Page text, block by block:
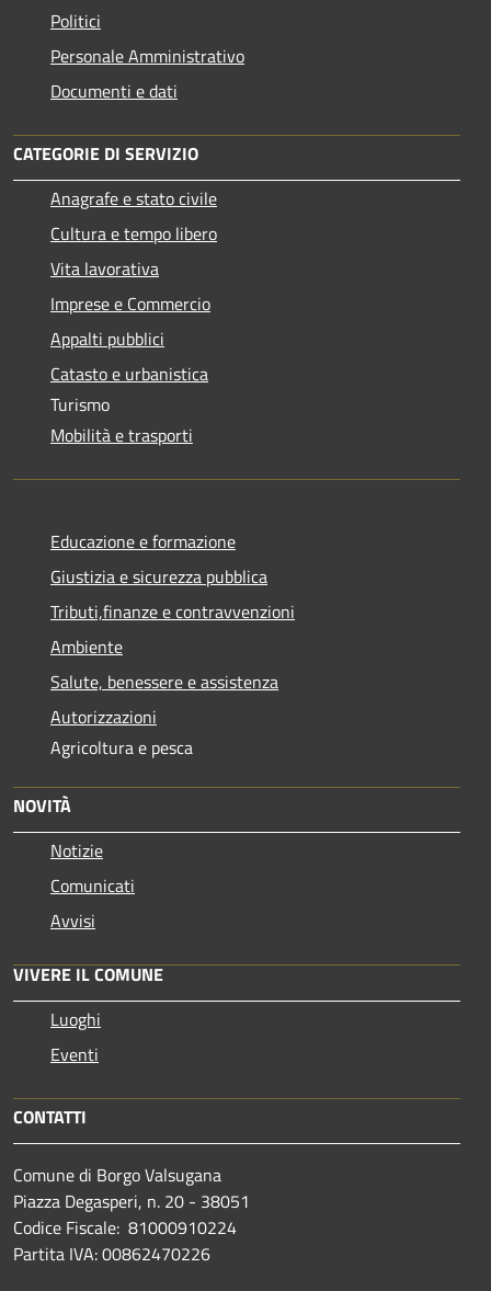
Politici
Personale Amministrativo
Documenti e dati
CATEGORIE DI SERVIZIO
Anagrafe e stato civile
Cultura e tempo libero
Vita lavorativa
Imprese e Commercio
Appalti pubblici
Catasto e urbanistica
Turismo
Mobilità e trasporti
Educazione e formazione
Giustizia e sicurezza pubblica
Tributi,finanze e contravvenzioni
Ambiente
Salute, benessere e assistenza
Autorizzazioni
Agricoltura e pesca
NOVITÀ
Notizie
Comunicati
Avvisi
VIVERE IL COMUNE
Luoghi
Eventi
CONTATTI
Comune di Borgo Valsugana
Piazza Degasperi, n. 20 - 38051
Codice Fiscale: 81000910224
Partita IVA: 00862470226